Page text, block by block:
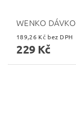
WENKO
189,26 Kč bez DPH
229 Kč